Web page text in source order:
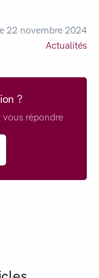
22 novembre 2024
Actualités
?
vous répondre